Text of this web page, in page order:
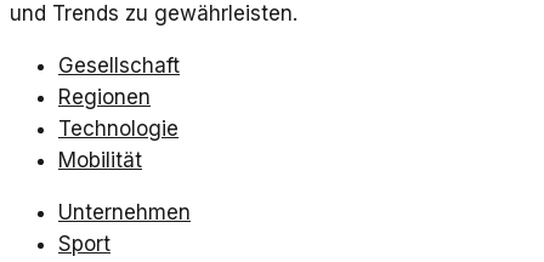
und Trends zu gewährleisten.
Gesellschaft
Regionen
Technologie
Mobilität
Unternehmen
Sport